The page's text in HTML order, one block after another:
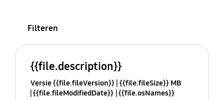
Filteren
{{file.description}}
Versie {{file.fileVersion}} {{file.fileSize}} MB
{{file.fileModifiedDate}} {{file.osNames}}